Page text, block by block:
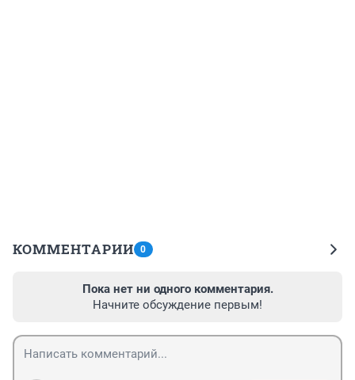
КОММЕНТАРИИ 0
Пока нет ни одного комментария.
Начните обсуждение первым!